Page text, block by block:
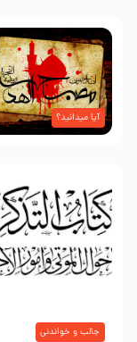
آیا میدانید؟
جالب و خواندنی